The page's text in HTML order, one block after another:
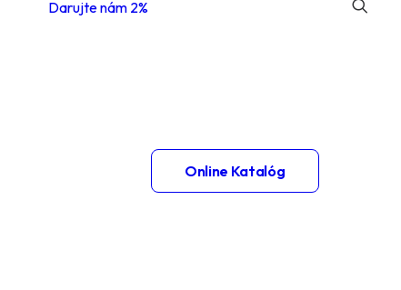
Darujte nám 2%
Online Katalóg